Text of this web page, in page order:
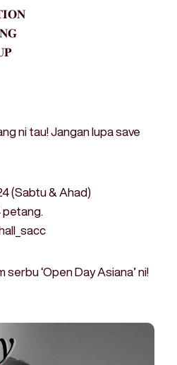
ni tau! Jangan lupa save
(Sabtu & Ahad)
petang.
‘Open Day Asiana’ ni!